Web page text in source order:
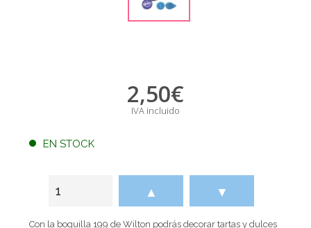
2,50€
IVA incluido
EN STOCK
▲ ▼
Con la boquilla 199 de Wilton podrás decorar tartas y dulces